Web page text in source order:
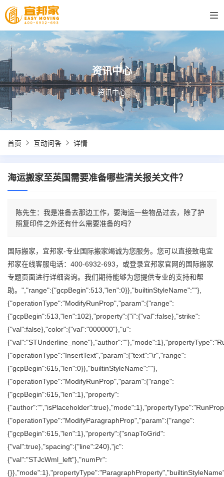
资讯中心
资讯中心
首页 互动问答 详情
海运搬家至英国需要准备哪些清关报关文件？
陈先生：我是准备去那边工作，要海运一些物品过去，除了护
照复印件之外还有什么需要准备的吗？
国际搬家，宜邦家-专业国际搬家竭诚为您服务。您可以直接致电宜
邦家在线客服电话：400-6932-693，或登录宜邦家官网的国际搬家
专题页面进行详细咨询。我们期待能够为您提供专业的支持和帮
助。","range":{"gcpBegin":513,"len":0}},"builtinStyleName":""},
{"operationType":"ModifyRunProp","param":{"range":
{"gcpBegin":513,"len":102},"property":{"i":{"val":false},"strike":
{"val":false},"color":{"val":"000000"},"u":
{"operationType":"InsertText","param":{"text":"\r","range":
{"gcpBegin":615,"len":0}},"builtinStyleName":""},
{"operationType":"ModifyRunProp","param":{"range":
{"gcpBegin":615,"len":1},"property":
{"operationType":"ModifyParagraphProp","param":{"range":
{"gcpBegin":615,"len":1},"property":{"snapToGrid":
{"val":true},"spacing":{"line":240},"jc":
{"val":"STJcWml_left"},"numPr":